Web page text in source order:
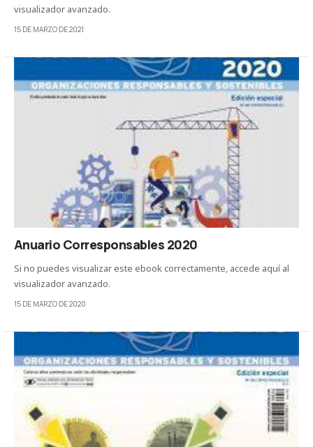
visualizador avanzado.
15 DE MARZO DE 2021
Anuario Corresponsables 2020
Si no puedes visualizar este ebook correctamente, accede aquí al
visualizador avanzado.
15 DE MARZO DE 2020